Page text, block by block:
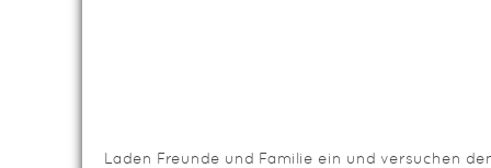
Laden Freunde und Familie ein und versuchen